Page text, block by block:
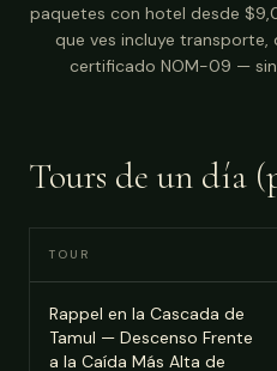
paquetes con hotel desde
que ves incluye transporte,
certificado NOM-09 —
Tours de un día
TOUR
Rappel en la Cascada de
Tamul — Descenso Frente
a la Caída Más Alta de